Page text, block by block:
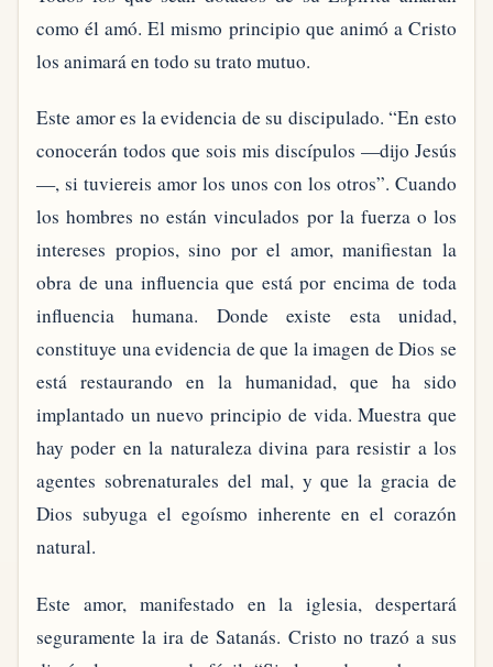
como él amó. El mismo principio que animó a Cristo
los animará en todo su trato mutuo.
Este amor es la evidencia de su discipulado. “En esto
conocerán todos que sois mis discípulos —dijo Jesús
—, si tuviereis amor los unos con los otros”. Cuando
los hombres no están vinculados por la fuerza o los
intereses propios, sino por el amor, manifiestan la
obra de una influencia que está por encima de toda
influencia humana. Donde existe esta unidad,
constituye una evidencia de que la imagen de Dios se
está restaurando en la humanidad, que ha sido
implantado un nuevo principio de vida. Muestra que
hay poder en la naturaleza divina para resistir a los
agentes sobrenaturales del mal, y que la gracia de
Dios subyuga el egoísmo inherente en el corazón
natural.
Este amor, manifestado en la iglesia, despertará
seguramente la ira de Satanás. Cristo no trazó a sus